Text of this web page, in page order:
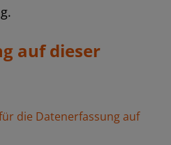
auf dieser
die Datenerfassung auf